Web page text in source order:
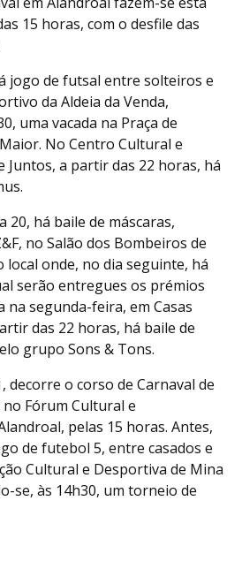
15 horas, com o desfile das
jogo de futsal entre solteiros e
da Aldeia da Venda,
uma vacada na Praça de
No Centro Cultural e
a partir das 22 horas, há
20, há baile de máscaras,
no Salão dos Bombeiros de
local onde, no dia seguinte, há
serão entregues os prémios
na segunda-feira, em Casas
das 22 horas, há baile de
grupo Sons & Tons.
decorre o corso de Carnaval de
Fórum Cultural e
pelas 15 horas. Antes,
de futebol 5, entre casados e
Cultural e Desportiva de Mina
se, às 14h30, um torneio de